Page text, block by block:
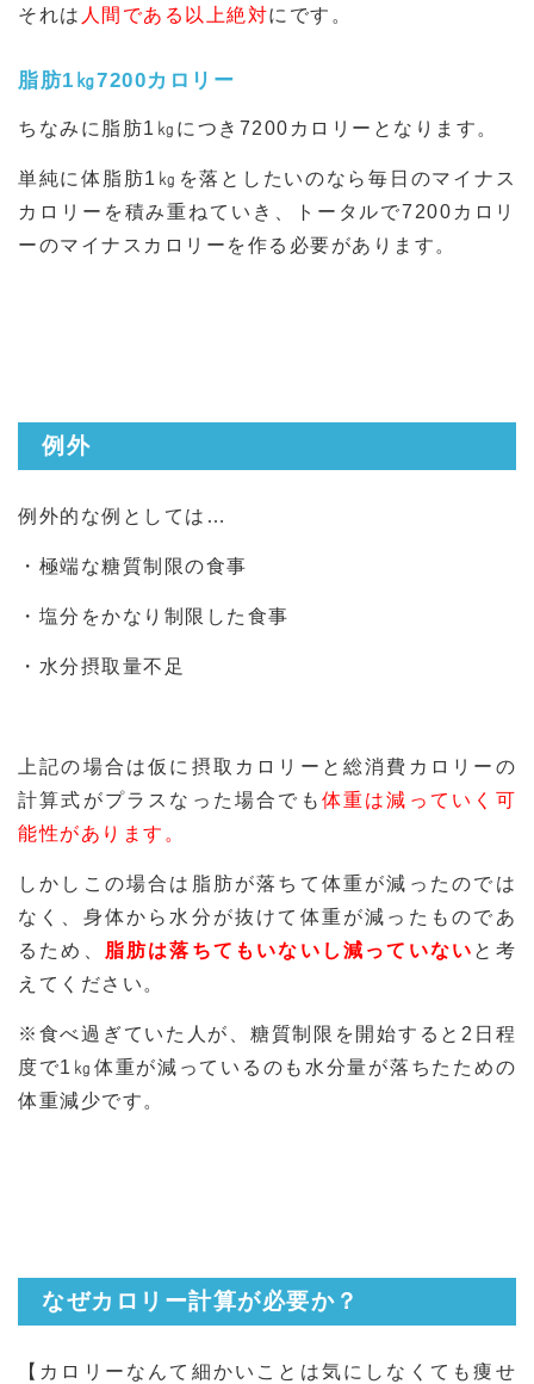
それは 人間である以上絶対にです。
脂肪1㎏7200カロリー
ちなみに脂肪1㎏につき7200カロリーとなります。
単純に体脂肪1㎏を落としたいのなら毎日のマイナス
カロリーを積み重ねていき、トータルで7200カロリ
ーのマイナスカロリーを作る必要があります。
例外
例外的な例としては…
・極端な糖質制限の食事
・塩分をかなり制限した食事
・水分摂取量不足
上記の場合は仮に摂取カロリーと総消費カロリーの
計算式がプラスなった場合でも 体重は減っていく可
能性があります。
しかしこの場合は脂肪が落ちて体重が減ったのでは
なく、身体から水分が抜けて体重が減ったものであ
るため、 脂肪は落ちてもいないし減っていない と考
えてください。
※食べ過ぎていた人が、糖質制限を開始すると2日程
度で1㎏体重が減っているのも水分量が落ちたための
体重減少です。
なぜカロリー計算が必要か？
【カロリーなんて細かいことは気にしなくても痩せ